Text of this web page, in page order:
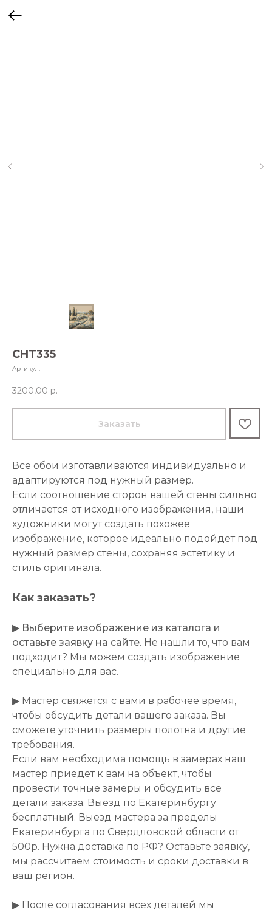
CHT335
Артикул:
3200,00 р.
Заказать
Все обои изготавливаются индивидуально и
адаптируются под нужный размер.
Если соотношение сторон вашей стены сильно
отличается от исходного изображения, наши
художники могут создать похожее
изображение, которое идеально подойдет под
нужный размер стены, сохраняя эстетику и
стиль оригинала.
Как заказать?
▶ Выберите изображение из каталога и
оставьте заявку на сайте. Не нашли то, что вам
подходит? Мы можем создать изображение
специально для вас.
▶ Мастер свяжется с вами в рабочее время,
чтобы обсудить детали вашего заказа. Вы
сможете уточнить размеры полотна и другие
требования.
Если вам необходима помощь в замерах наш
мастер приедет к вам на объект, чтобы
провести точные замеры и обсудить все
детали заказа. Выезд по Екатеринбургу
бесплатный. Выезд мастера за пределы
Екатеринбурга по Свердловской области от
500р. Нужна доставка по РФ? Оставьте заявку,
мы рассчитаем стоимость и сроки доставки в
ваш регион.
▶ После согласования всех деталей мы